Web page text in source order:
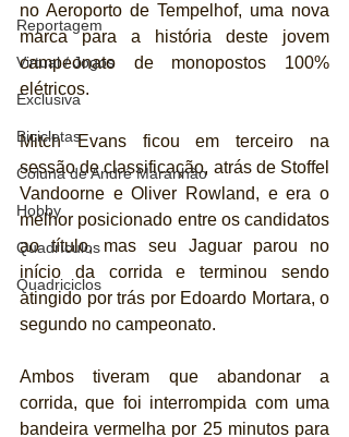
Reportagem
Virtual / Jogos
Exclusiva
Bicicletas
Coluna de André Maranhão
Hobby
Quadrículos
Quadriciclos
no Aeroporto de Tempelhof, uma nova
marca para a história deste jovem
campeonato de monopostos 100%
elétricos.
Mitch Evans ficou em terceiro na
sessão de classificação, atrás de Stoffel
Vandoorne e Oliver Rowland, e era o
melhor posicionado entre os candidatos
ao título, mas seu Jaguar parou no
início da corrida e terminou sendo
atingido por trás por Edoardo Mortara, o
segundo no campeonato.
Ambos tiveram que abandonar a
corrida, que foi interrompida com uma
bandeira vermelha por 25 minutos para